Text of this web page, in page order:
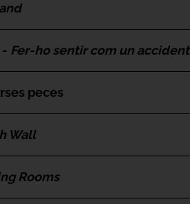
- Fer-ho sentir com un accident
peces
Wall
Rooms